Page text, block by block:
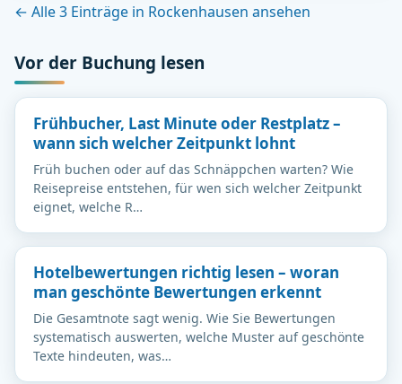
← Alle 3 Einträge in Rockenhausen ansehen
Vor der Buchung lesen
Frühbucher, Last Minute oder Restplatz –
wann sich welcher Zeitpunkt lohnt
Früh buchen oder auf das Schnäppchen warten? Wie
Reisepreise entstehen, für wen sich welcher Zeitpunkt
eignet, welche R…
Hotelbewertungen richtig lesen – woran
man geschönte Bewertungen erkennt
Die Gesamtnote sagt wenig. Wie Sie Bewertungen
systematisch auswerten, welche Muster auf geschönte
Texte hindeuten, was…